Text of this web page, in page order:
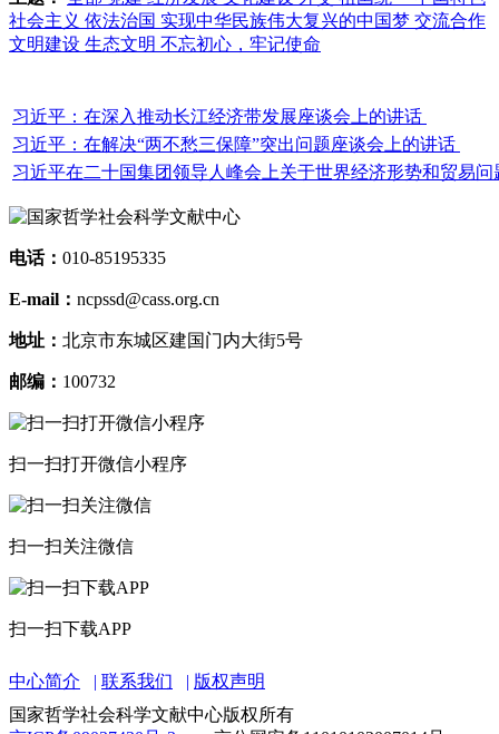
社会主义 依法治国 实现中华民族伟大复兴的中国梦 交流合作
文明建设 生态文明 不忘初心，牢记使命
习近平：在深入推动长江经济带发展座谈会上的讲话
习近平：在解决“两不愁三保障”突出问题座谈会上的讲话
习近平在二十国集团领导人峰会上关于世界经济形势和贸易
电话： 010-85195335
E-mail： ncpssd@cass.org.cn
地址： 北京市东城区建国门内大街5号
邮编： 100732
扫一扫打开微信小程序
扫一扫关注微信
扫一扫下载APP
中心简介 联系我们
版权声明
国家哲学社会科学文献中心版权所有